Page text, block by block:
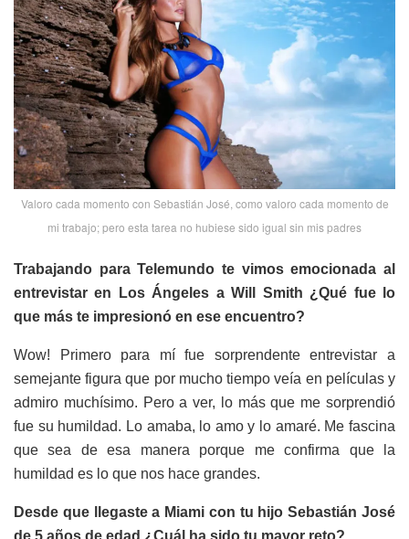
Valoro cada momento con Sebastián José, como valoro cada momento de
mi trabajo; pero esta tarea no hubiese sido igual sin mis padres
Trabajando para Telemundo te vimos emocionada al
entrevistar en Los Ángeles a Will Smith ¿Qué fue lo
que más te impresionó en ese encuentro?
Wow! Primero para mí fue sorprendente entrevistar a
semejante figura que por mucho tiempo veía en películas y
admiro muchísimo. Pero a ver, lo más que me sorprendió
fue su humildad. Lo amaba, lo amo y lo amaré. Me fascina
que sea de esa manera porque me confirma que la
humildad es lo que nos hace grandes.
Desde que llegaste a Miami con tu hijo Sebastián José
de 5 años de edad ¿Cuál ha sido tu mayor reto?